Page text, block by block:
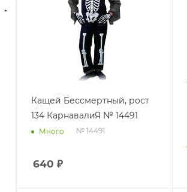
Кащей Бессмертный, рост
134 КарнавалиЯ № 14491
Много № 14491
640 ₽